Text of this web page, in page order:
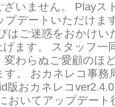
いません。 Playス
プデートいただけま
はご迷惑をおかけい
ます。 スタッフ一
変わらぬご愛顧のほ
す。 おカネレコ事務
版おカネレコ
おいてアップデート